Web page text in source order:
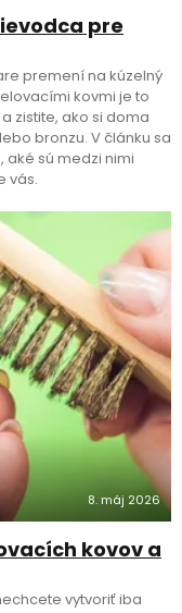
pre
premení na kúzelný
kovmi je to
zistite, ako si doma
bronzu. V článku sa
aké sú medzi nimi
vás.
8. máj 2026
kovov a
vytvoriť iba